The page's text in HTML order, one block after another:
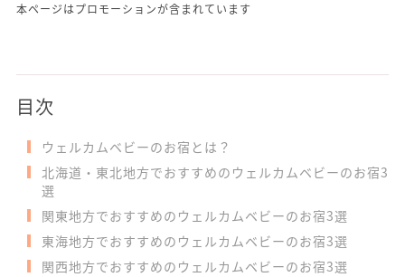
本ページはプロモーションが含まれています
目次
ウェルカムベビーのお宿とは？
北海道・東北地方でおすすめのウェルカムベビーのお宿3
選
関東地方でおすすめのウェルカムベビーのお宿3選
東海地方でおすすめのウェルカムベビーのお宿3選
関西地方でおすすめのウェルカムベビーのお宿3選